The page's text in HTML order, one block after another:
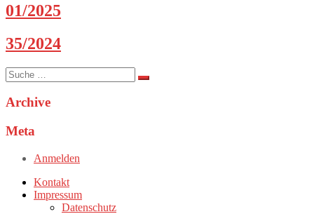
01/2025
35/2024
Suche
nach:
Archive
Meta
Anmelden
Kontakt
Impressum
Datenschutz